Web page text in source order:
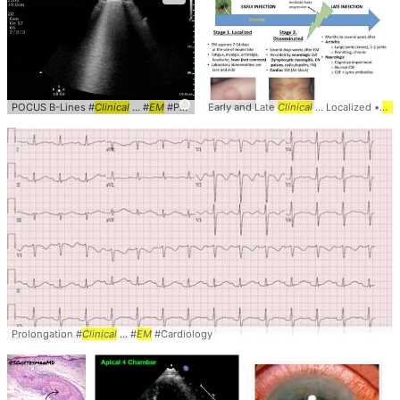
POCUS B-Lines #Clinical ... #EM #PCC #Radiology Early and LateClinical... Localized • EM
Prolongation #Clinical ... #EM #Cardiology